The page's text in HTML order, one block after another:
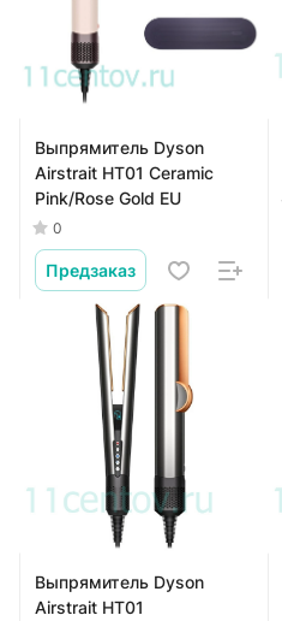
Выпрямитель Dyson
Airstrait HT01 Ceramic
Pink/Rose Gold EU
0
Предзаказ
Выпрямитель Dyson
Airstrait HT01